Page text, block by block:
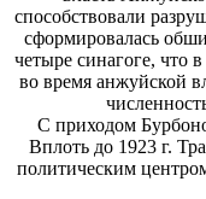
способствовали
сформировалась
четыре синагоге, что
во время анжуйской
С приходом
Вплоть до 1923 г.
политическим